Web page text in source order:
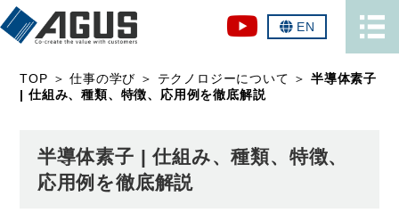
EN
TOP ＞仕事の学び ＞ テクノロジーについて ＞半導体素子
| 仕組み、種類、特徴、応用例を徹底解説
半導体素子 | 仕組み、種類、特徴、
応用例を徹底解説